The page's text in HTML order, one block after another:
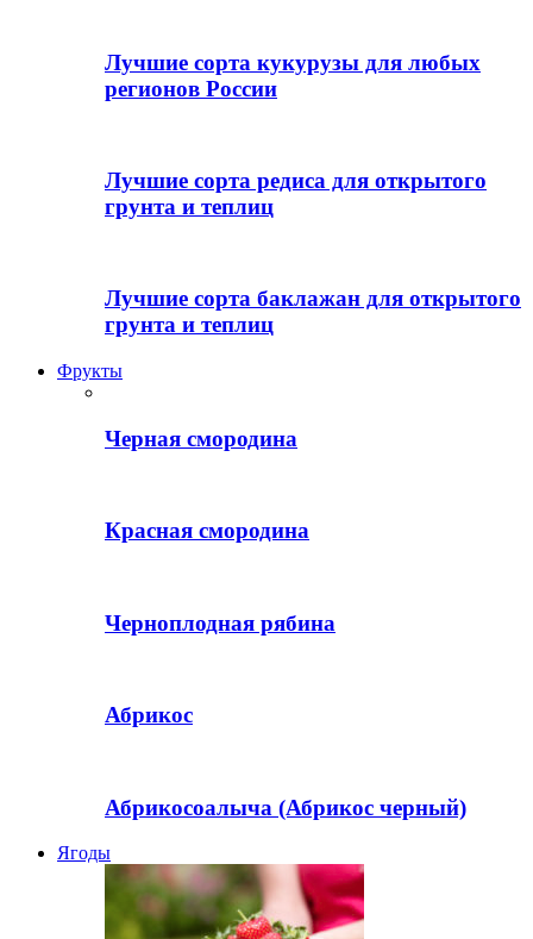
Лучшие сорта кукурузы для любых
регионов России
Лучшие сорта редиса для открытого
грунта и теплиц
Лучшие сорта баклажан для открытого
грунта и теплиц
Фрукты
Черная смородина
Красная смородина
Черноплодная рябина
Абрикос
Абрикосоалыча (Абрикос черный)
Ягоды